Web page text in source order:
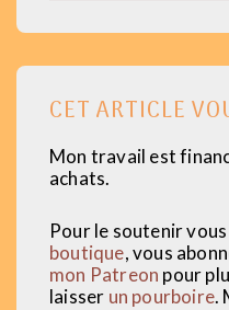
CET ARTICLE
Mon travail est
achats.
Pour le soutenir
boutique, vous
mon Patreon pour
laisser un pourboire.